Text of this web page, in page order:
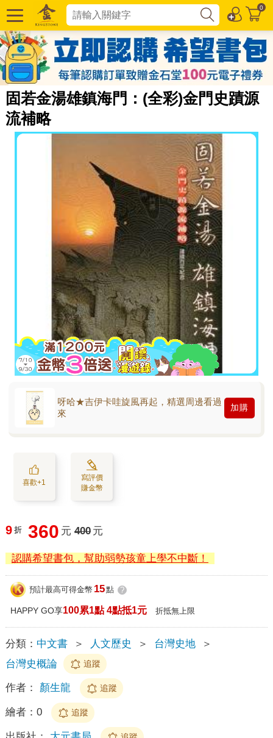
0
固若金湯雄鎮海門：(全彩)金門史蹟源
流補略
呀哈★吉伊卡哇旋風再起，精選周邊看過
來
加購
喜歡+1
寫評價
賺金幣
9 折 360 元 400 元
認購希望書包，幫助弱勢孩童上學不中斷！
預計最高可得金幣 15點 ?
HAPPY GO享100累1點 4點抵1元 折抵無上限
分類： 中文書 ＞ 人文歷史 ＞ 台灣史地
＞
台灣史概論
追蹤
作者： 顏生龍 追蹤
繪者： 0 追蹤